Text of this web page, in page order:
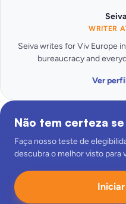
WRITER
Seiva writes for Viv Europe
bureaucracy and
Ver
Não tem certeza
Faça nosso teste de
descubra o melhor visto para